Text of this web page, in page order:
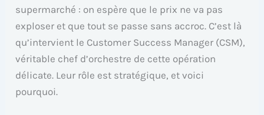
supermarché : on espère que le prix ne va pas
exploser et que tout se passe sans accroc. C’est là
qu’intervient le Customer Success Manager (CSM),
véritable chef d’orchestre de cette opération
délicate. Leur rôle est stratégique, et voici
pourquoi.